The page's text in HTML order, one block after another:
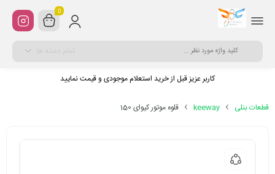
0
کاربر عزیز قبل از خرید استعلام موجودی و قیمت نمایید
قطعات بنلی keeway قلوه موتور کیوای 150